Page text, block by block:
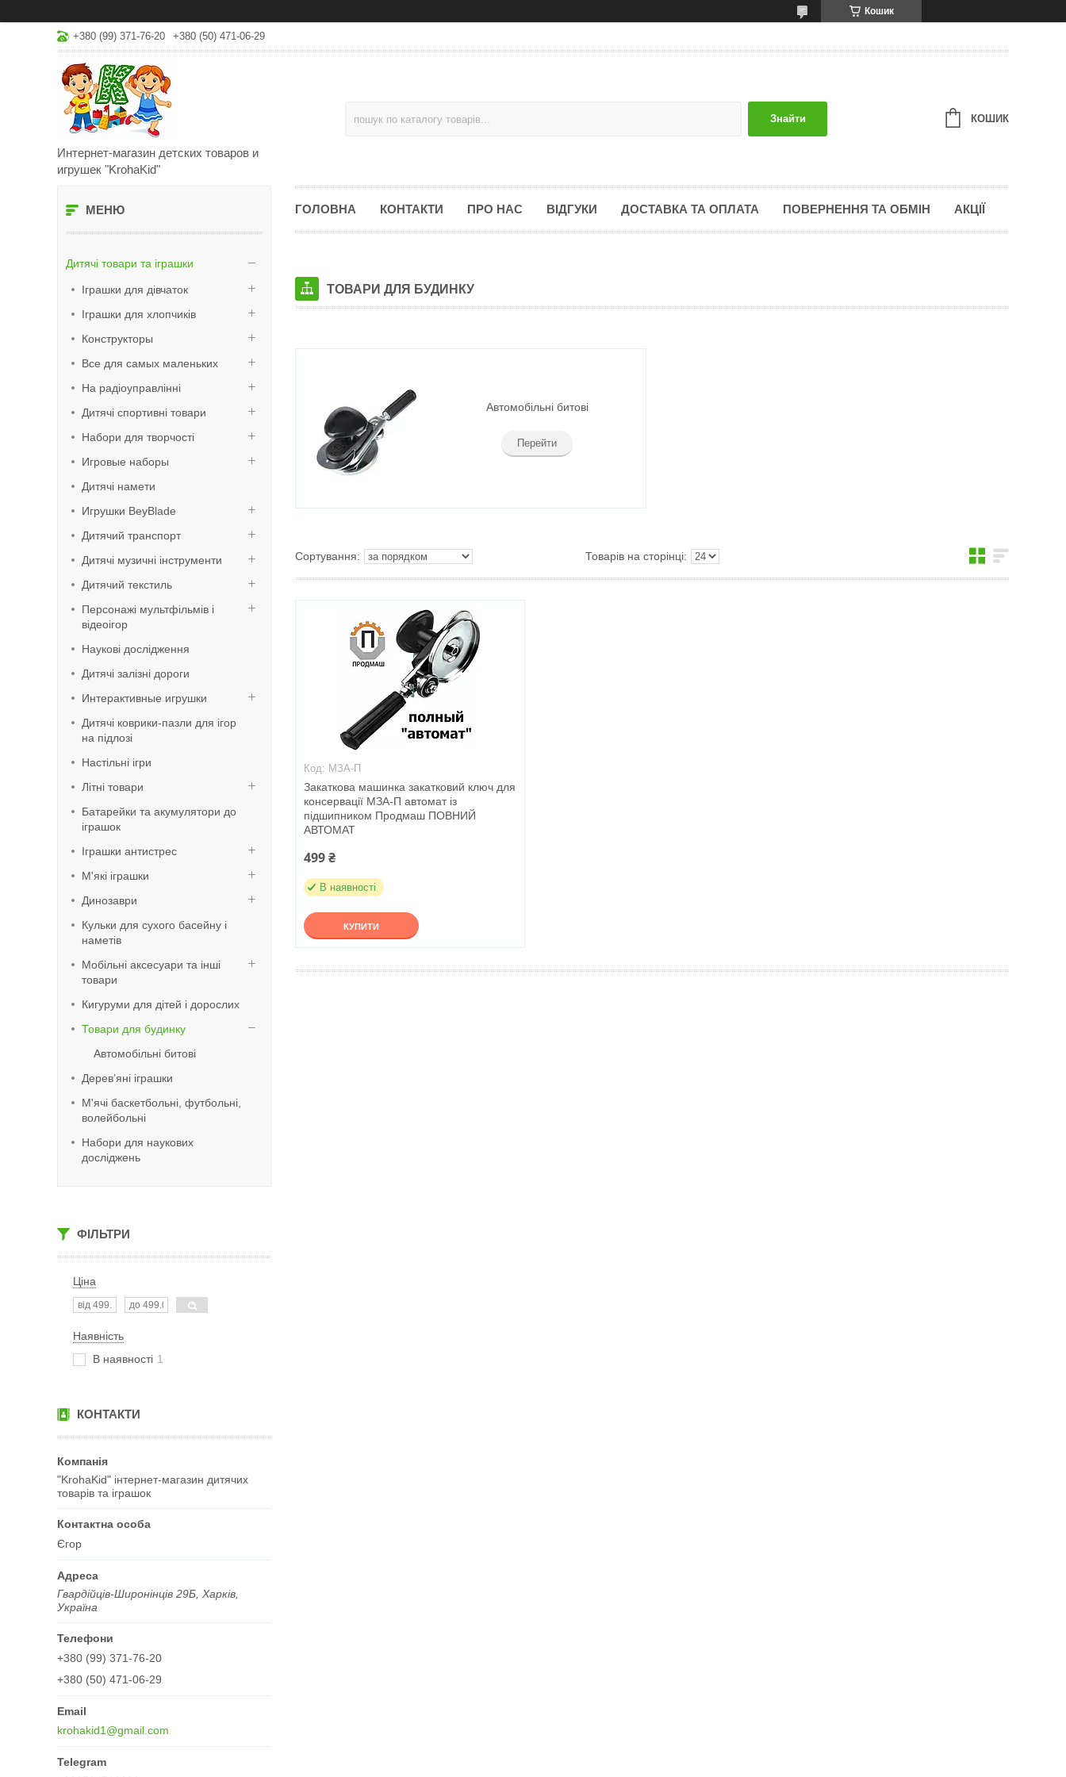
Кошик
+380 (99) 371-76-20 +380 (50) 471-06-29
Интернет-магазин детских товаров и
игрушек "KrohaKid"
Знайти КОШИК
Дитячі товари та іграшки
Іграшки для дівчаток
Іграшки для хлопчиків
Конструкторы
Все для самых маленьких
На радіоуправлінні
Дитячі спортивні товари
Набори для творчості
Игровые наборы
Дитячі намети
Игрушки BeyBlade
Дитячий транспорт
Дитячі музичні інструменти
Дитячий текстиль
Персонажі мультфільмів і
відеоігор
Наукові дослідження
Дитячі залізні дороги
Интерактивные игрушки
Дитячі коврики-пазли для ігор
на підлозі
Настільні ігри
Літні товари
Батарейки та акумулятори до
іграшок
Іграшки антистрес
М'які іграшки
Динозаври
Кульки для сухого басейну і
наметів
Мобільні аксесуари та інші
товари
Кигуруми для дітей і дорослих
Товари для будинку
Автомобільні битові
Дерев’яні іграшки
М'ячі баскетбольні, футбольні,
волейбольні
Набори для наукових
досліджень
ФІЛЬТРИ
Ціна
Наявність
В наявності 1
КОНТАКТИ
"KrohaKid" інтернет-магазин дитячих
товарів та іграшок
Єгор
Гвардійців-Широнінців 29Б, Харків,
Україна
+380 (99) 371-76-20
+380 (50) 471-06-29
krohakid1@gmail.com
ГОЛОВНА КОНТАКТИ ПРО НАС ВІДГУКИ ДОСТАВКА ТА ОПЛАТА ПОВЕРНЕННЯ ТА ОБМІН АКЦІЇ
ТОВАРИ ДЛЯ БУДИНКУ
Автомобільні битові
Перейти
МЗА-П
Закаткова машинка закатковий ключ для
консервації МЗА-П автомат із
підшипником Продмаш ПОВНИЙ
АВТОМАТ
499 ₴
В наявності
КУПИТИ